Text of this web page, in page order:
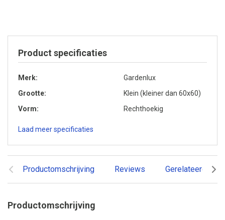
Productomschrijving Reviews Gerelateerde
Productomschrijving
Product specificaties
Merk
Gardenlux
Grootte
Klein (kleiner dan 60x60)
Vorm
Rechthoekig
Laad meer specificaties